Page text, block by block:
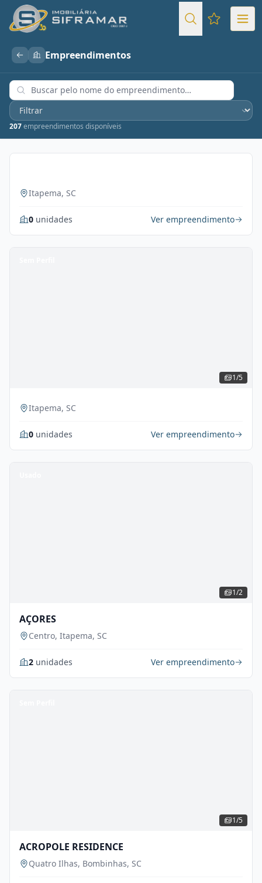
Favoritos
Empreendimentos
207empreendimentos disponíveis
Itapema, SC
0 unidades Ver empreendimento
1/5
Itapema, SC
0 unidades Ver empreendimento
1/2
AÇORES
Centro, Itapema, SC
2 unidades Ver empreendimento
1/5
ACROPOLE RESIDENCE
Quatro Ilhas, Bombinhas, SC